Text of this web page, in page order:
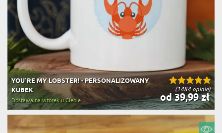
(1484 opinie)
YOU`RE MY LOBSTER! - PERSONALIZOWANY
KUBEK
od 39,99 zł
Dostawa na wtorek u Ciebie